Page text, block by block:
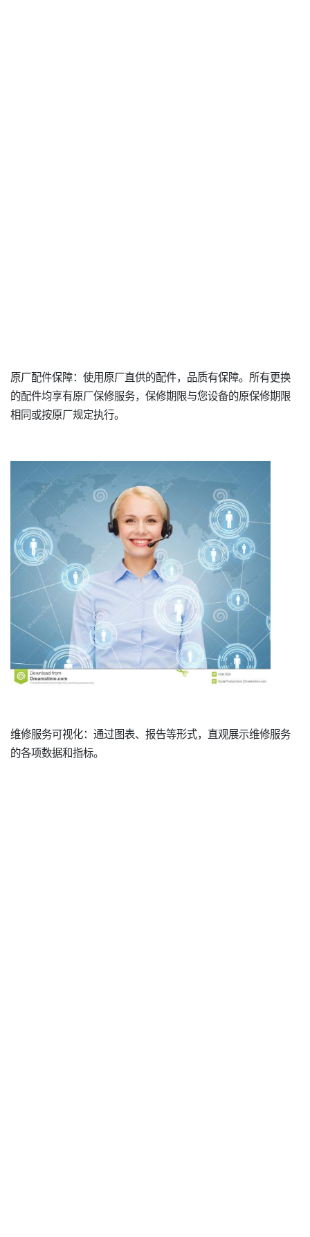
原厂配件保障：使用原厂直供的配件，品质有保障。所有更换
的配件均享有原厂保修服务，保修期限与您设备的原保修期限
相同或按原厂规定执行。
维修服务可视化：通过图表、报告等形式，直观展示维修服务
的各项数据和指标。